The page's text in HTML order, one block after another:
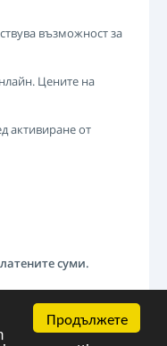
Продължете
възможност за
Цените на
активиране от
суми.